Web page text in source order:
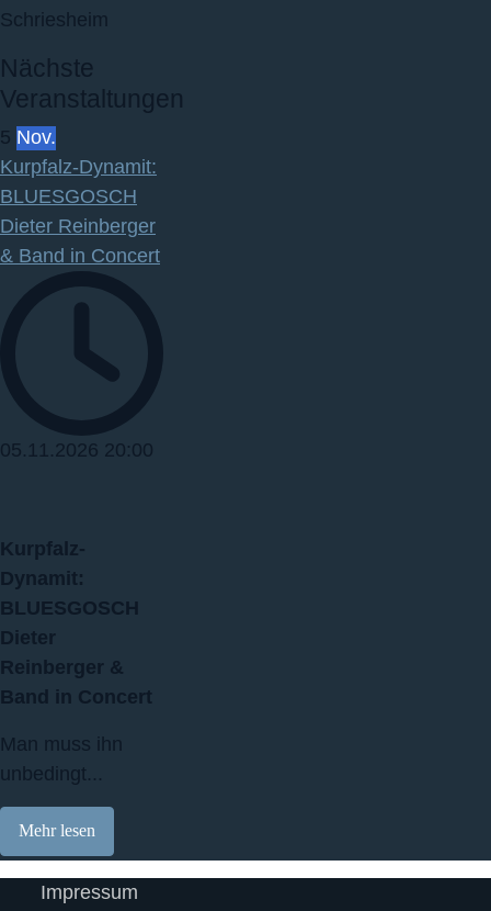
Schriesheim
Nächste
Veranstaltungen
5 Nov.
Kurpfalz‐Dynamit:
BLUESGOSCH
Dieter Reinberger
& Band in Concert
05.11.2026 20:00
Kurpfalz‐
Dynamit:
BLUESGOSCH
Dieter
Reinberger &
Band in Concert
Man muss ihn
unbedingt...
Mehr lesen
Impressum